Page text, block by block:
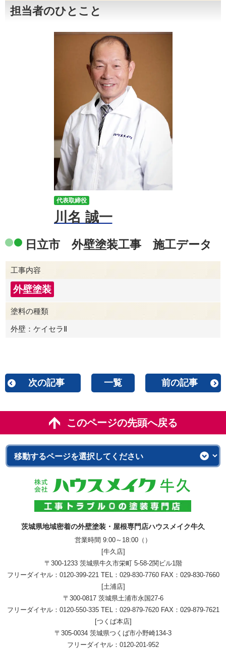
担当者のひとこと
代表取締役
川名 誠一
日立市 外壁塗装工事 施工データ
工事内容
外壁塗装
塗料の種類
外壁：ケイセラⅡ
次の記事 一覧 前の記事
このページの先頭へ戻る
茨城県地域密着の外壁塗装・屋根専門店ハウスメイク牛久
営業時間 9:00～18:00（）
[牛久店]
〒300-1233 茨城県牛久市栄町 5-58-2関ビル1階
フリーダイヤル： 0120-399-221TEL： 029-830-7760FAX：029-830-7660
[土浦店]
〒300-0817 茨城県土浦市永国27-6
フリーダイヤル： 0120-550-335TEL： 029-879-7620FAX：029-879-7621
[つくば本店]
〒305-0034 茨城県つくば市小野崎134-3
フリーダイヤル： 0120-201-952